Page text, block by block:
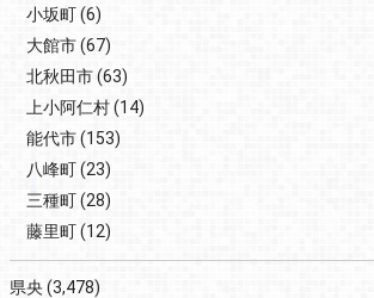
小坂町(6)
大館市(67)
北秋田市(63)
上小阿仁村(14)
能代市(153)
八峰町(23)
三種町(28)
藤里町(12)
県央(3,478)